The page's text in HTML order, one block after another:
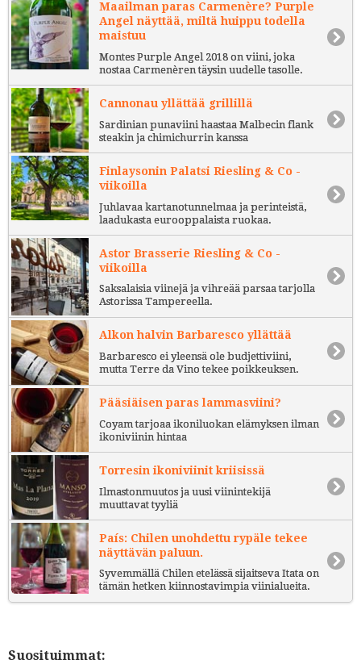
Maailman paras Carmenère? Purple
Angel näyttää, miltä huippu todella
maistuu
Montes Purple Angel 2018 on viini, joka
nostaa Carmenèren täysin uudelle tasolle.
Cannonau yllättää grillillä
Sardinian punaviini haastaa Malbecin flank
steakin ja chimichurrin kanssa
Finlaysonin Palatsi Riesling & Co -
viikoilla
Juhlavaa kartanotunnelmaa ja perinteistä,
laadukasta eurooppalaista ruokaa.
Astor Brasserie Riesling & Co -
viikoilla
Saksalaisia viinejä ja vihreää parsaa tarjolla
Astorissa Tampereella.
Alkon halvin Barbaresco yllättää
Barbaresco ei yleensä ole budjettiviini,
mutta Terre da Vino tekee poikkeuksen.
Pääsiäisen paras lammasviini?
Coyam tarjoaa ikoniluokan elämyksen ilman
ikoniviinin hintaa
Torresin ikoniviinit kriisissä
Ilmastonmuutos ja uusi viinintekijä
muuttavat tyyliä
País: Chilen unohdettu rypäle tekee
näyttävän paluun.
Syvemmällä Chilen etelässä sijaitseva Itata on
tämän hetken kiinnostavimpia viinialueita.
Suosituimmat: